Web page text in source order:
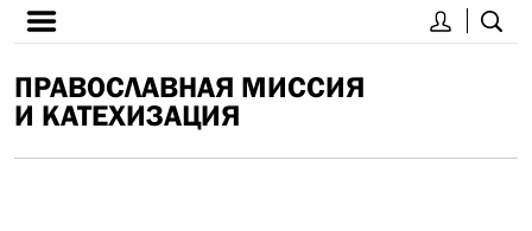
ПРАВОСЛАВНАЯ МИССИЯ
И КАТЕХИЗАЦИЯ